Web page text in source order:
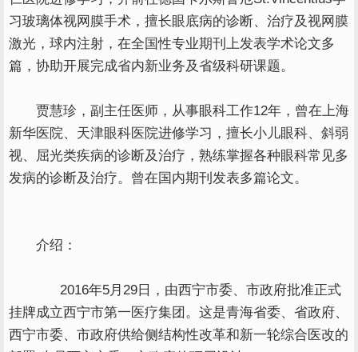
习玻璃体视网膜手术，擅长眼底病的诊断、治疗及视网膜
激光，球内注射，在全国性专业期刊上发表学术论文多
篇，协助开展完成省内新业务及省级科研课题。
贾慧珍，副主任医师，从事眼科工作12年，曾在上海
新华医院、天津眼科医院进修学习，擅长小儿眼科、斜弱
视、屈光类疾病的诊断及治疗，熟练掌握各种眼科常见多
发病的诊断及治疗。曾在国内期刊发表多篇论文。
介绍：
2016年5月29日，由西宁市委、市政府批准正式
挂牌成立西宁市第一医疗集团。这是青海省委、省政府、
西宁市委、市政府供给侧结构性改革和新一轮综合医改的